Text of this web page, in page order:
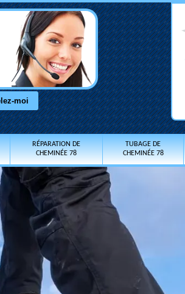
RÉPARATION DE
CHEMINÉE 78
TUBAGE DE
CHEMINÉE 78